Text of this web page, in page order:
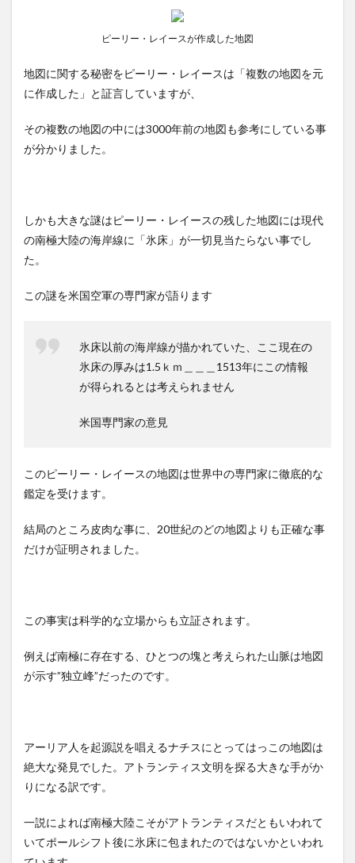
ピーリー・レイースが作成した地図
地図に関する秘密をピーリー・レイースは「複数の地図を元
に作成した」と証言していますが、
その複数の地図の中には3000年前の地図も参考にしている事
が分かりました。
しかも大きな謎はピーリー・レイースの残した地図には現代
の南極大陸の海岸線に「氷床」が一切見当たらない事でし
た。
この謎を米国空軍の専門家が語ります
氷床以前の海岸線が描かれていた、ここ現在の
氷床の厚みは1.5ｋｍ＿＿＿1513年にこの情報
が得られるとは考えられません
米国専門家の意見
このピーリー・レイースの地図は世界中の専門家に徹底的な
鑑定を受けます。
結局のところ皮肉な事に、20世紀のどの地図よりも正確な事
だけが証明されました。
この事実は科学的な立場からも立証されます。
例えば南極に存在する、ひとつの塊と考えられた山脈は地図
が示す”独立峰”だったのです。
アーリア人を起源説を唱えるナチスにとってはっこの地図は
絶大な発見でした。アトランティス文明を探る大きな手がか
りになる訳です。
一説によれば南極大陸こそがアトランティスだともいわれて
いてポールシフト後に氷床に包まれたのではないかといわれ